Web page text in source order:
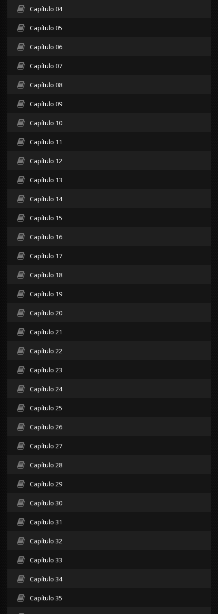
Capítulo 04
Capítulo 05
Capítulo 06
Capítulo 07
Capítulo 08
Capítulo 09
Capítulo 10
Capítulo 11
Capítulo 12
Capítulo 13
Capítulo 14
Capítulo 15
Capítulo 16
Capítulo 17
Capítulo 18
Capítulo 19
Capítulo 20
Capítulo 21
Capítulo 22
Capítulo 23
Capítulo 24
Capítulo 25
Capítulo 26
Capítulo 27
Capítulo 28
Capítulo 29
Capítulo 30
Capítulo 31
Capítulo 32
Capítulo 33
Capítulo 34
Capítulo 35